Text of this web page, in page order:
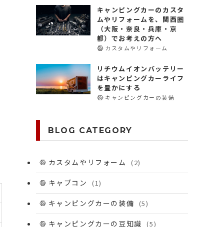
キャンピングカーのカスタ
ムやリフォームを、関西圏
（大阪・奈良・兵庫・京
都）でお考えの方へ
カスタムやリフォーム
リチウムイオンバッテリー
はキャンピングカーライフ
を豊かにする
キャンピングカーの装備
BLOG CATEGORY
カスタムやリフォーム (2)
キャブコン (1)
キャンピングカーの装備 (5)
キャンピングカーの豆知識 (5)